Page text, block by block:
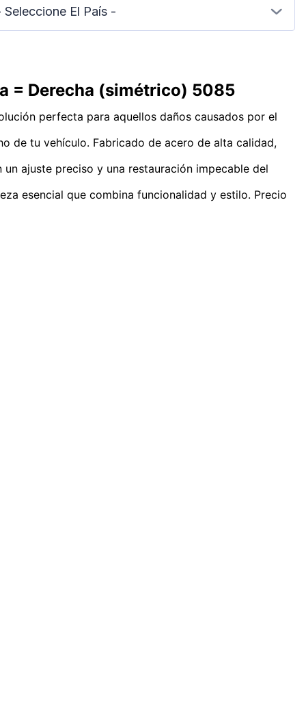
Seleccione El País -
= Derecha (simétrico) 5085
perfecta para aquellos daños causados por el
de tu vehículo. Fabricado de acero de alta calidad,
ajuste preciso y una restauración impecable del
esencial que combina funcionalidad y estilo. Precio